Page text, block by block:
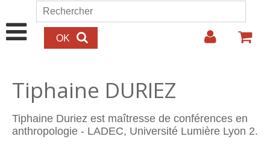
Aller au contenu principal
Formulaire de recherche
Rechercher
Tiphaine DURIEZ
Tiphaine Duriez est maîtresse de conférences en
anthropologie - LADEC, Université Lumière Lyon 2.